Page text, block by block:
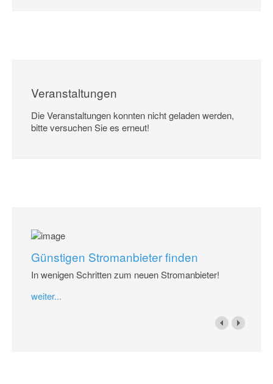
Veranstaltungen
Die Veranstaltungen konnten nicht geladen werden,
bitte versuchen Sie es erneut!
Günstigen Stromanbieter finden
In wenigen Schritten zum neuen Stromanbieter!
weiter...